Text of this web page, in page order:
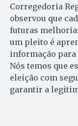
Corregedoria
observou que
futuras
um pleito é
informação
Nós temos que
eleição com
garantir a